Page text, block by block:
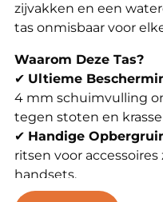
zijvakken en een
tas onmisbaar voor
Waarom Deze Tas?
✔ Ultieme
4 mm schuimvulling
tegen stoten en
✔ Handige
ritsen voor accessoires
handsets.
✔Duurzaam Ontwerp: